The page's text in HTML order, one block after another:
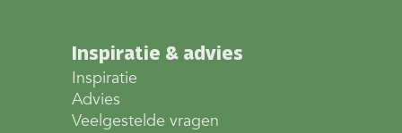
Inspiratie & advies
Inspiratie
Advies
Veelgestelde vragen